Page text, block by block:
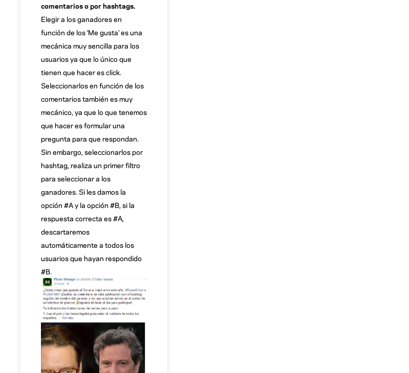
comentarios o por hashtags.
Elegir a los ganadores en
función de los ‘Me gusta’ es una
mecánica muy sencilla para los
usuarios ya que lo único que
tienen que hacer es click.
Seleccionarlos en función de los
comentarios también es muy
mecánico, ya que lo que tenemos
que hacer es formular una
pregunta para que respondan.
Sin embargo, seleccionarlos por
hashtag, realiza un primer filtro
para seleccionar a los
ganadores. Si les damos la
opción #A y la opción #B, si la
respuesta correcta es #A,
descartaremos
automáticamente a todos los
usuarios que hayan respondido
#B.